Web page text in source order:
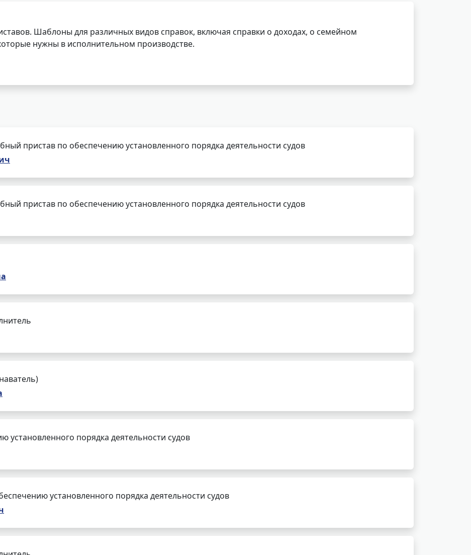
Шаблоны для различных видов справок, включая справки о доходах, о семейном
нужны в исполнительном производстве.
пристав по обеспечению установленного порядка деятельности судов
пристав по обеспечению установленного порядка деятельности судов
установленного порядка деятельности судов
установленного порядка деятельности судов